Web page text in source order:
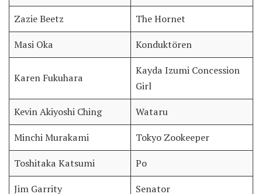
Zazie Beetz
The Hornet
Masi Oka
Konduktören
Karen Fukuhara
Kayda Izumi Concession
Girl
Kevin Akiyoshi Ching
Wataru
Minchi Murakami
Tokyo Zookeeper
Toshitaka Katsumi
Po
Jim Garrity
Senator